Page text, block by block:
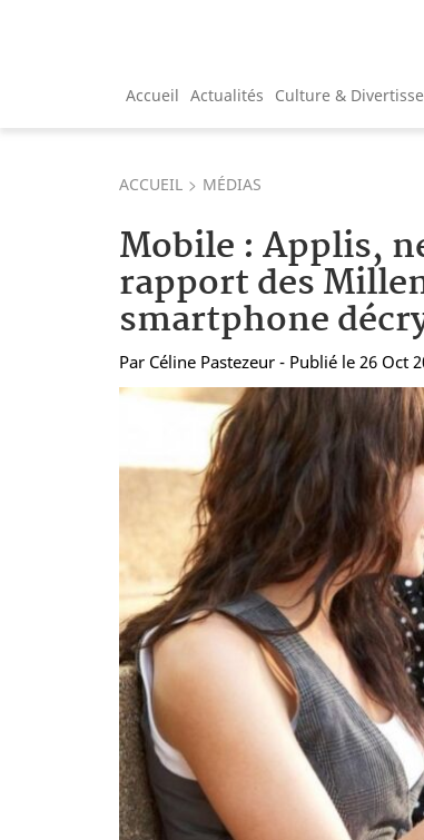
Accueil Actualités Culture &
ACCUEIL MÉDIAS
Mobile : Applis,
rapport des
smartphone
Par Céline Pastezeur - Publié le 26 Oct